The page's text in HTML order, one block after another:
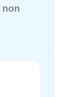
non